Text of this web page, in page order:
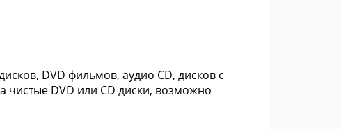
DVD фильмов, аудио CD, дисков с
чистые DVD или CD диски, возможно